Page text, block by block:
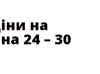
на
24 – 30